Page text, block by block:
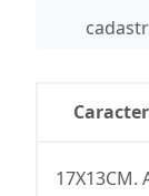
17X13CM.